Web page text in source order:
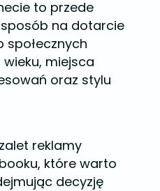
to przede
na dotarcie
społecznych
miejsca
oraz stylu
reklamy
które warto
decyzję